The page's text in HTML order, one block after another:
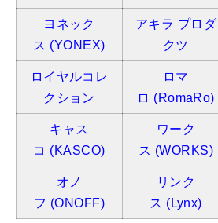
ヨネック
ス (YONEX)
アキラ プロダ
クツ
ロイヤルコレ
クション
ロマ
ロ (RomaRo)
キャス
コ (KASCO)
ワーク
ス (WORKS)
オノ
フ (ONOFF)
リンク
ス (Lynx)